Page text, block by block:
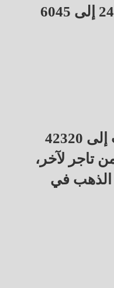
وارتفع سعر الذهب عيار 24 إلى 6045
وصعد سعر الجنيه الذهب إلى 42320
تاجر لآخر،
الذهب في